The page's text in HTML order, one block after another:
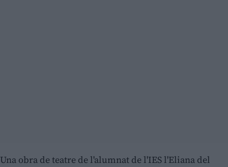
Una obra de teatre de l'alumnat de l'IES l'Eliana del